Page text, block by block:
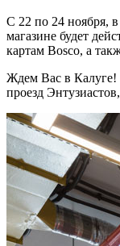
С 22 по 24 ноября,
магазине будет
картам Bosco, а
Ждем Вас в Калуге!
проезд